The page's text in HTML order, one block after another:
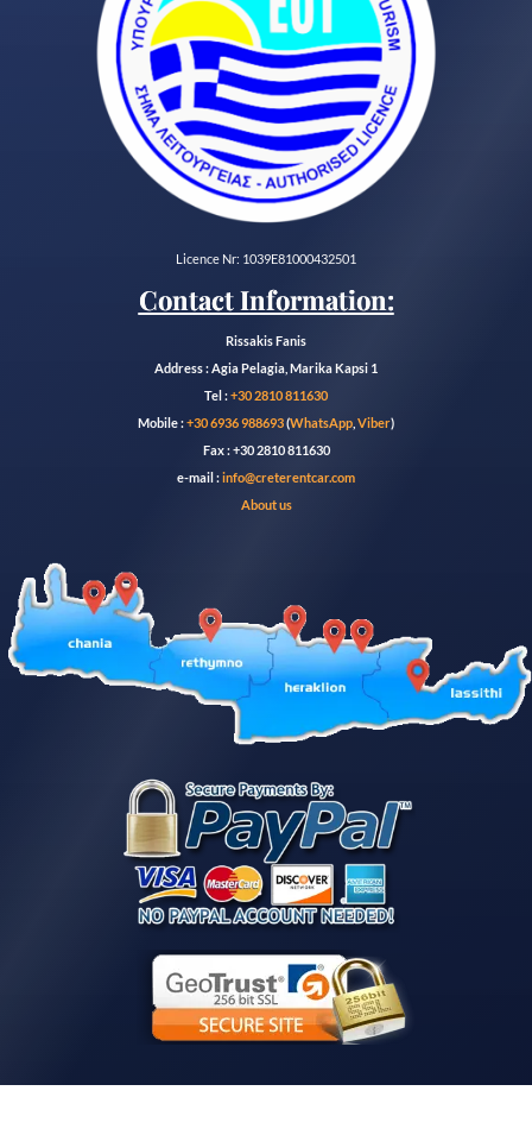
Licence Nr: 1039E81000432501
Contact Information:
Rissakis Fanis
Address : Agia Pelagia, Marika Kapsi 1
Tel :+30 2810 811630
Mobile :+30 6936 988693(WhatsApp Viber)
Fax : +30 2810 811630
e-mail :info@creterentcar.com
About us